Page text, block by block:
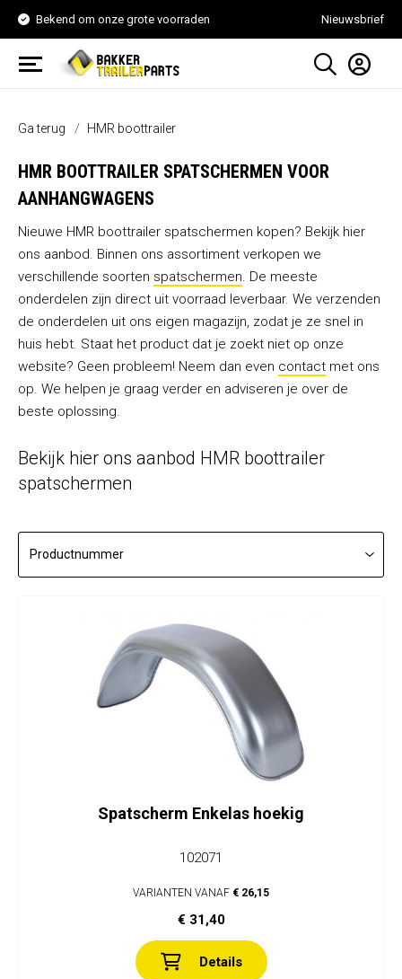
Bekend om onze grote voorraden Nieuwsbrief
Ga terug HMR boottrailer
HMR BOOTTRAILER SPATSCHERMEN VOOR
AANHANGWAGENS
Nieuwe HMR boottrailer spatschermen kopen? Bekijk hier
ons aanbod. Binnen ons assortiment verkopen we
verschillende soorten spatschermen. De meeste
onderdelen zijn direct uit voorraad leverbaar. We verzenden
de onderdelen uit ons eigen magazijn, zodat je ze snel in
huis hebt. Staat het product dat je zoekt niet op onze
website? Geen probleem! Neem dan even contact met ons
op. We helpen je graag verder en adviseren je over de
beste oplossing.
Bekijk hier ons aanbod HMR boottrailer
spatschermen
Spatscherm Enkelas hoekig
102071
VARIANTEN VANAF € 26,15
€ 31,40
Details